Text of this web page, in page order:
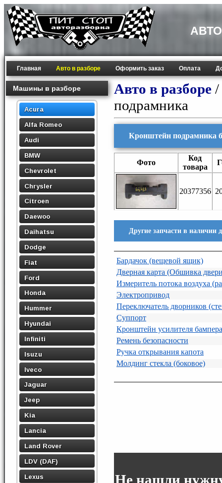
Главная Авто в разборе Оформить заказ Оплата
Машины в разборе
Acura
Alfa Romeo
Audi
BMW
Chevrolet
Chrysler
Citroen
Daewoo
Daihatsu
Dodge
Fiat
Ford
Honda
Hummer
Hyundai
Infiniti
Isuzu
Iveco
Jaguar
Jeep
Kia
Lancia
Land Rover
LDV (DAF)
Lexus
Авто в разборе /
подрамника
Кронштейн подрамника
Фото
Код
товара
20377356
Другие запчасти в наличии
Бардачок (вещевой ящик)
Дверная карта (Обшивка
Измеритель потока воздуха
Электропривод
Переключатель дворников
Суппорт
Кронштейн усилителя бампера
Ремень безопасности
Ручка открывания капота
Молдинг стекла (боковое)
Не нашли